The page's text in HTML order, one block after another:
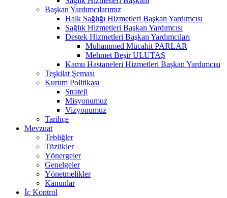
Başkan Yardımcılarımız
Halk Sağlığı Hizmetleri Başkan Yardımcısı
Sağlık Hizmetleri Başkan Yardımcısı
Destek Hizmetleri Başkan Yardımcıları
Muhammed Mücahit PARLAR
Mehmet Beşir ULUTAŞ
Kamu Hastaneleri Hizmetleri Başkan Yardımcısı
Teşkilat Şeması
Kurum Politikası
Strateji
Misyonumuz
Vizyonumuz
Tarihçe
Mevzuat
Tebliğler
Tüzükler
Yönergeler
Genelgeler
Yönetmelikler
Kanunlar
İç Kontrol